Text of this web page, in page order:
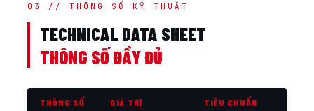
03 // THÔNG SỐ KỸ THUẬT
TECHNICAL DATA SHEET
THÔNG SỐ ĐẦY ĐỦ
THÔNG SỐ GIÁ TRỊ TIÊU CHUẨN